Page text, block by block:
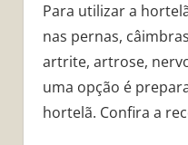
Para utilizar a
nas pernas,
artrite, artrose,
uma opção é
hortelã. Confira a